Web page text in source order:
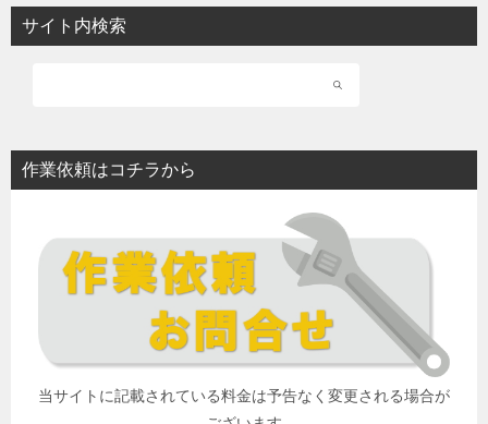
サイト内検索
作業依頼はコチラから
当サイトに記載されている料金は予告なく変更される場合が